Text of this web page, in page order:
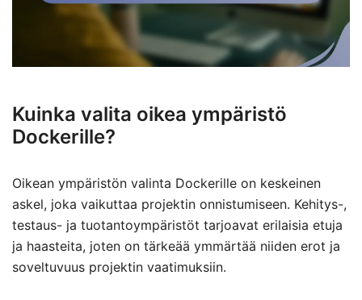
Kuinka valita oikea ympäristö
Dockerille?
Oikean ympäristön valinta Dockerille on keskeinen
askel, joka vaikuttaa projektin onnistumiseen. Kehitys-,
testaus- ja tuotantoympäristöt tarjoavat erilaisia etuja
ja haasteita, joten on tärkeää ymmärtää niiden erot ja
soveltuvuus projektin vaatimuksiin.